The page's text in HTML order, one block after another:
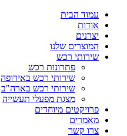
עמוד הבית
אודות
יצרנים
המוצרים שלנו
שירותי רכש
פתרונות רכש
שירותי רכש באירופה
שירותי רכש בארה"ב
מצגת מפעלי תעשייה
פרויקטים מיוחדים
מאמרים
צרו קשר